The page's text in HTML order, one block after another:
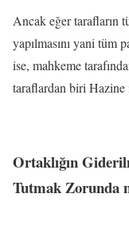
Ancak eğer tarafların
yapılmasını yani tüm
ise, mahkeme
taraflardan biri Hazine
Ortaklığın
Tutmak Zorunda